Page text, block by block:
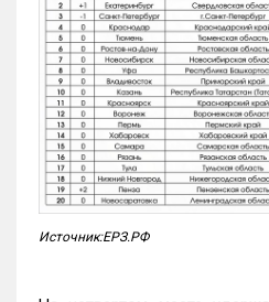
Источник:ЕРЗ.РФ